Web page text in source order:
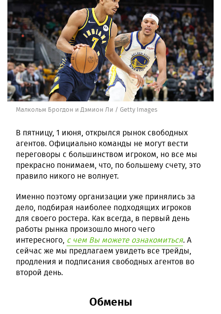
Малкольм Брогдон и Дэмион Ли / Getty Images
В пятницу, 1 июня, открылся рынок свободных
агентов. Официально команды не могут вести
переговоры с большинством игроком, но все мы
прекрасно понимаем, что, по большему счету, это
правило никого не волнует.
Именно поэтому организации уже принялись за
дело, подбирая наиболее подходящих игроков
для своего ростера. Как всегда, в первый день
работы рынка произошло много чего
интересного, с чем Вы можете ознакомиться. А
сейчас же мы предлагаем увидеть все трейды,
продления и подписания свободных агентов во
второй день.
Обмены